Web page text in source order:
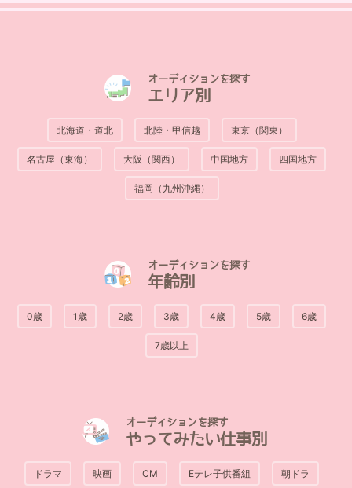
オーディションを探す
エリア別
北海道・道北 北陸・甲信越 東京（関東）
名古屋（東海） 大阪（関西） 中国地方 四国地方
福岡（九州沖縄）
オーディションを探す
年齢別
0歳 1歳 2歳 3歳 4歳 5歳 6歳
7歳以上
オーディションを探す
やってみたい仕事別
ドラマ 映画 CM Eテレ子供番組 朝ドラ